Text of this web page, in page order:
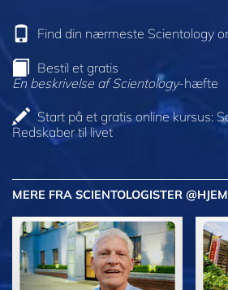
Find din nærmeste Scientology
Bestil et gratis
En beskrivelse af Scientology-hæfte
Start på et gratis online kursus:
Redskaber til livet
MERE FRA SCIENTOLOGISTER